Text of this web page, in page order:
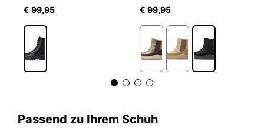
€ 99,95 € 99,95
Passend zu Ihrem Schuh